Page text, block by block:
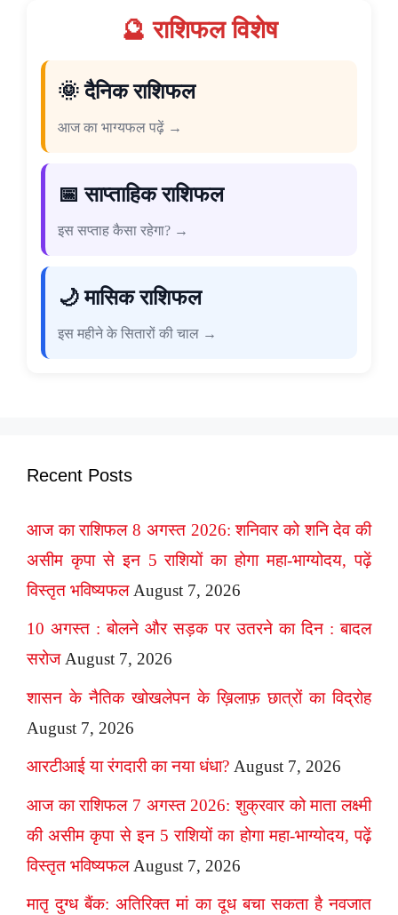
🔮 राशिफल विशेष
🌞 दैनिक राशिफल
आज का भाग्यफल पढ़ें →
📅 साप्ताहिक राशिफल
इस सप्ताह कैसा रहेगा? →
🌙 मासिक राशिफल
इस महीने के सितारों की चाल →
Recent Posts
आज का राशिफल 8 अगस्त 2026: शनिवार को शनि देव की
असीम कृपा से इन 5 राशियों का होगा महा-भाग्योदय, पढ़ें
विस्तृत भविष्यफल August 7, 2026
10 अगस्त : बोलने और सड़क पर उतरने का दिन : बादल
सरोज August 7, 2026
शासन के नैतिक खोखलेपन के ख़िलाफ़ छात्रों का विद्रोह
August 7, 2026
आरटीआई या रंगदारी का नया धंधा? August 7, 2026
आज का राशिफल 7 अगस्त 2026: शुक्रवार को माता लक्ष्मी
की असीम कृपा से इन 5 राशियों का होगा महा-भाग्योदय, पढ़ें
विस्तृत भविष्यफल August 7, 2026
मातृ दुग्ध बैंक: अतिरिक्त मां का दूध बचा सकता है नवजात